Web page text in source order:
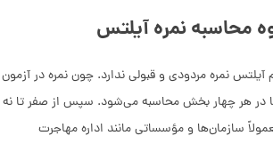
محاسبه نمره آیلتس
آیلتس نمره مردودی و قبولی ندارد. چون نمره در آزمون
در هر چهار بخش محاسبه می‌شود. سپس از صفر تا نه
سازمان‌ها و مؤسساتی مانند اداره مهاجرت